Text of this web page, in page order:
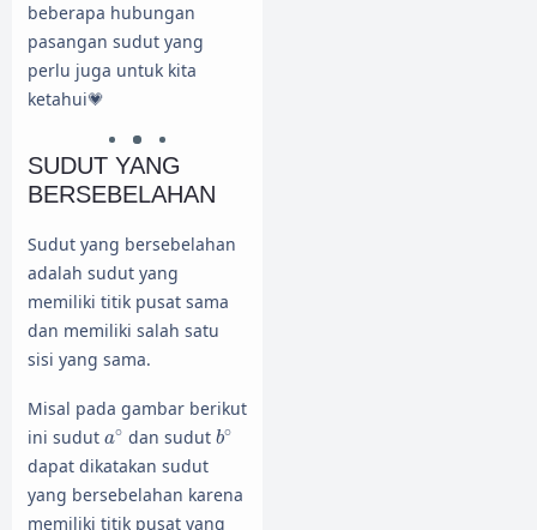
beberapa hubungan
pasangan sudut yang
perlu juga untuk kita
ketahui💗
SUDUT YANG
BERSEBELAHAN
Sudut yang bersebelahan
adalah sudut yang
memiliki titik pusat sama
dan memiliki salah satu
sisi yang sama.
Misal pada gambar berikut
ini sudut a∘
a∘dan sudut b∘
b∘
dapat dikatakan sudut
yang bersebelahan karena
memiliki titik pusat yang